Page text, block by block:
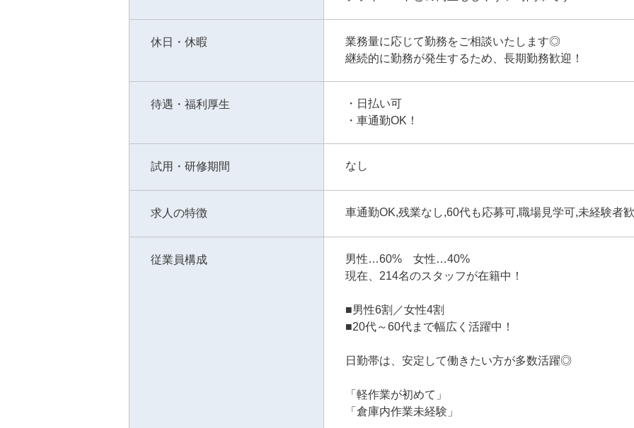
休日・休暇
業務量に応じて勤務をご相談いたします◎
継続的に勤務が発生するため、長期勤務歓迎！
待遇・福利厚生
・日払い可
・車通勤OK！
試用・研修期間 なし
求人の特徴 車通勤OK,残業なし,60代も応募可,職場見学可,未経験者
従業員構成
男性…60% 女性…40%
現在、214名のスタッフが在籍中！
■男性6割／女性4割
■20代～60代まで幅広く活躍中！
日勤帯は、安定して働きたい方が多数活躍◎
「軽作業が初めて」
「倉庫内作業未経験」